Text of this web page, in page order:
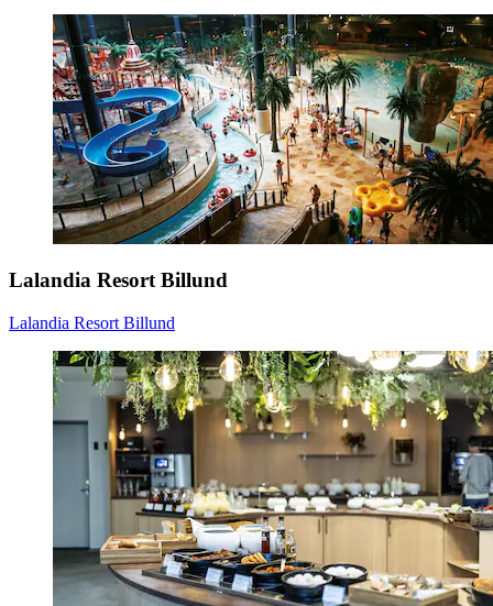
Lalandia Resort Billund
Lalandia Resort Billund